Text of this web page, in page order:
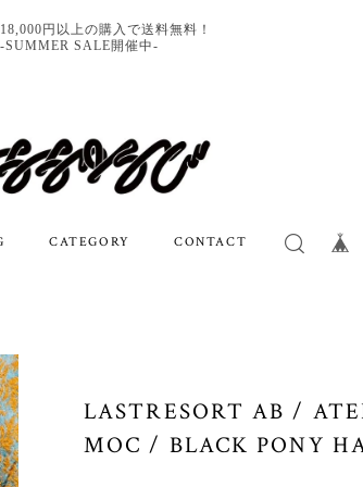
18,000円以上の購入で送料無料！
-SUMMER SALE開催中-
CATEGORY CONTACT
LASTRESORT AB /
MOC / BLACK PONY